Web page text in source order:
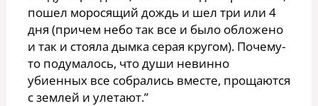
пошел моросящий дождь и шел три или 4
дня (причем небо так все и было обложено
и так и стояла дымка серая кругом). Почему-
то подумалось, что души невинно
убиенных все собрались вместе, прощаются
с землей и улетают.”